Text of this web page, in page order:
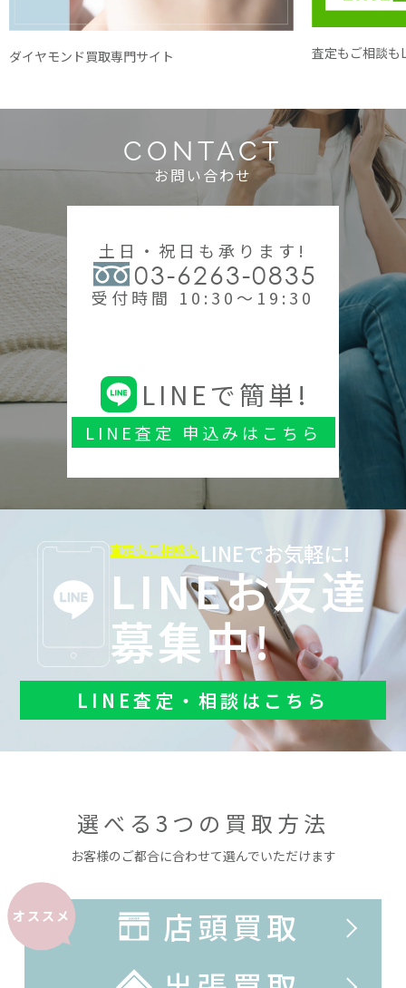
ダイヤモンド買取専門サイト 査定もご相談も
CONTACT
お問い合わせ
土日・祝日も承ります!
03-6263-0835
受付時間 10:30～19:30
LINEで簡単!
LINE査定 申込みはこちら
査定もご相談も LINEでお気軽に!
LINEお友達
募集中!
LINE査定・相談はこちら
選べる3つの買取方法
お客様のご都合に合わせて選んでいただけます
オススメ
店頭買取